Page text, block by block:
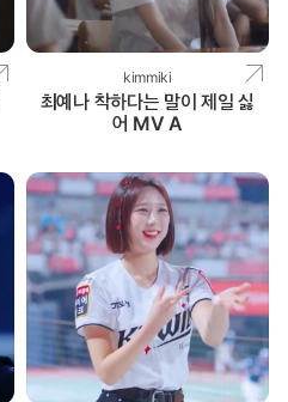
kimmiki
최예나 착하다는 말이 제일 싫
어 MV A